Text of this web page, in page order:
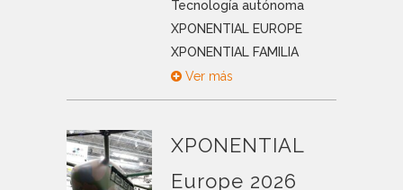
Tecnología autónoma
XPONENTIAL EUROPE
XPONENTIAL FAMILIA
Ver más
XPONENTIAL
Europe 2026